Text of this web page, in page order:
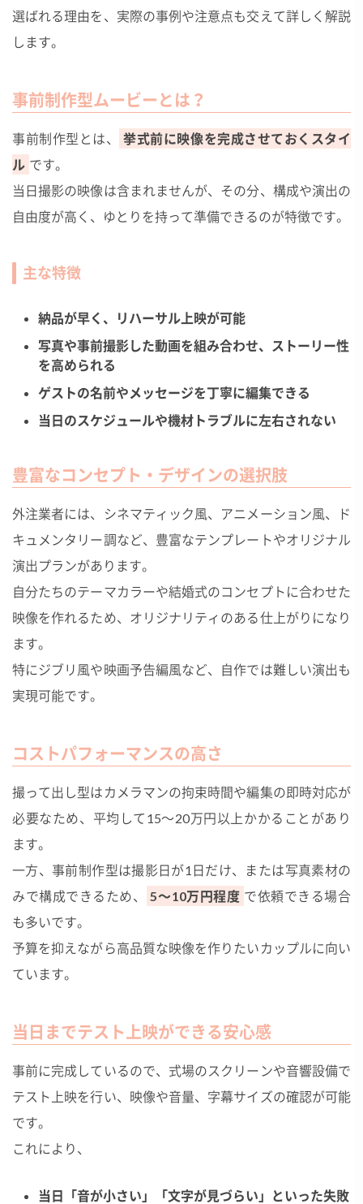
選ばれる理由を、実際の事例や注意点も交えて詳しく解説
します。
事前制作型ムービーとは？
事前制作型とは、
挙式前に映像を完成させておくスタイ
ル です。
当日撮影の映像は含まれませんが、その分、構成や演出の
自由度が高く、ゆとりを持って準備できるのが特徴です。
主な特徴
納品が早く、リハーサル上映が可能
写真や事前撮影した動画を組み合わせ、ストーリー性
を高められる
ゲストの名前やメッセージを丁寧に編集できる
当日のスケジュールや機材トラブルに左右されない
豊富なコンセプト・デザインの選択肢
外注業者には、シネマティック風、アニメーション風、ド
キュメンタリー調など、豊富なテンプレートやオリジナル
演出プランがあります。
自分たちのテーマカラーや結婚式のコンセプトに合わせた
映像を作れるため、オリジナリティのある仕上がりになり
ます。
特にジブリ風や映画予告編風など、自作では難しい演出も
実現可能です。
コストパフォーマンスの高さ
撮って出し型はカメラマンの拘束時間や編集の即時対応が
必要なため、平均して15〜20万円以上かかることがあり
ます。
一方、事前制作型は撮影日が1日だけ、または写真素材の
みで構成できるため、
5〜10万円程度 で依頼できる場合
も多いです。
予算を抑えながら高品質な映像を作りたいカップルに向い
ています。
当日までテスト上映ができる安心感
事前に完成しているので、式場のスクリーンや音響設備で
テスト上映を行い、映像や音量、字幕サイズの確認が可能
です。
これにより、
当日「音が小さい」「文字が見づらい」といった失敗